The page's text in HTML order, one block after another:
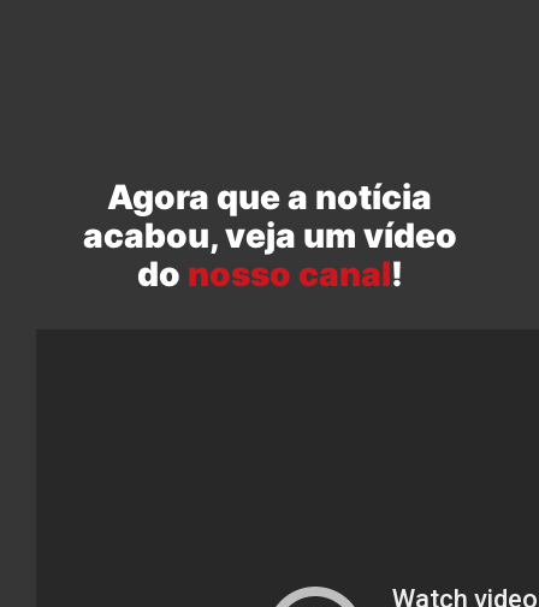
Agora que a notícia
acabou, veja um vídeo
do nosso canal!